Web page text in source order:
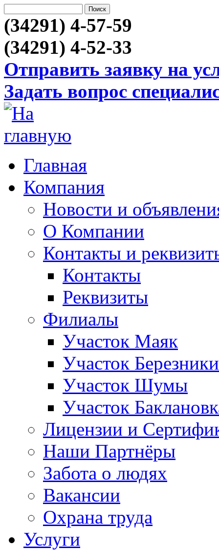
(34291) 4-57-59
(34291) 4-52-33
Отправить заявку на
Задать вопрос
Главная
Компания
Новости и
О Компании
Контакты и
Контакты
Реквизиты
Филиалы
Участок Маяк
Участок Березники
Участок Шумы
Участок
Лицензии и
Наши Партнёры
Забота о людях
Вакансии
Охрана труда
Услуги